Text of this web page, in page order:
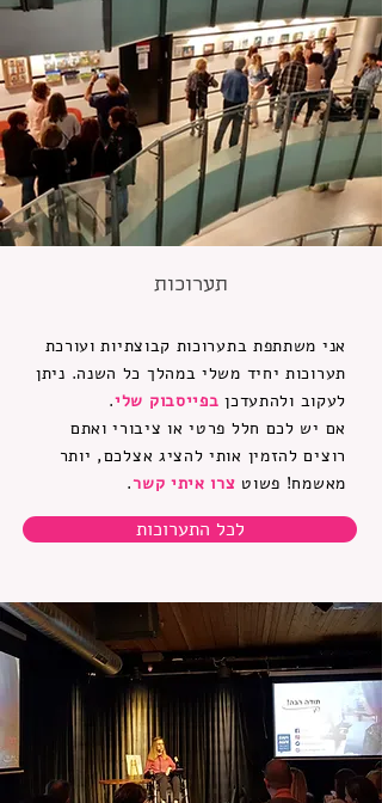
תערוכות
אני משתתפת בתערוכות קבוצתיות ועורכת
תערוכות יחיד משלי במהלך כל השנה. ניתן
לעקוב ולהתעדכן בפייסבוק שלי.
אם יש לכם חלל פרטי או ציבורי ואתם
רוצים להזמין אותי להציג אצלכם, יותר
מאשמח! פשוט צרו איתי קשר.
לכל התערוכות